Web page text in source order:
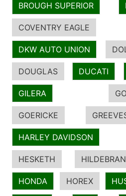
BROUGH SUPERIOR
COVENTRY EAGLE
DKW AUTO UNION
DOUGLAS DUCATI
GILERA
GOERICKE
HARLEY DAVIDSON
HESKETH
HONDA HOREX